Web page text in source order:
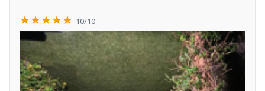
★★★★★ 10/10